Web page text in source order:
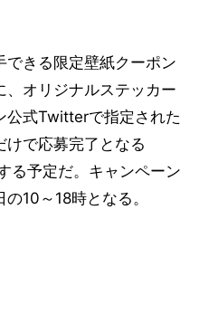
できる限定壁紙クーポン
、オリジナルステッカー
公式Twitterで指定された
けで応募完了となる
る予定だ。キャンペーン
10～18時となる。